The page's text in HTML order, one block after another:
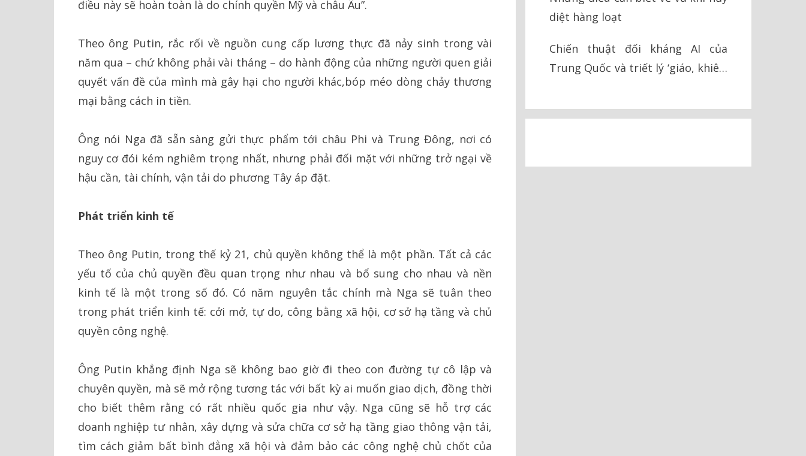
điều này sẽ hoàn toàn là do chính quyền Mỹ và châu Âu”.
Theo ông Putin, rắc rối về nguồn cung cấp lương thực đã nảy sinh trong vài
năm qua – chứ không phải vài tháng – do hành động của những người quen giải
quyết vấn đề của mình mà gây hại cho người khác,bóp méo dòng chảy thương
mại bằng cách in tiền.
Ông nói Nga đã sẵn sàng gửi thực phẩm tới châu Phi và Trung Đông, nơi có
nguy cơ đói kém nghiêm trọng nhất, nhưng phải đối mặt với những trở ngại về
hậu cần, tài chính, vận tải do phương Tây áp đặt.
Phát triển kinh tế
Theo ông Putin, trong thế kỷ 21, chủ quyền không thể là một phần. Tất cả các
yếu tố của chủ quyền đều quan trọng như nhau và bổ sung cho nhau và nền
kinh tế là một trong số đó. Có năm nguyên tắc chính mà Nga sẽ tuân theo
trong phát triển kinh tế: cởi mở, tự do, công bằng xã hội, cơ sở hạ tầng và chủ
quyền công nghệ.
Ông Putin khẳng định Nga sẽ không bao giờ đi theo con đường tự cô lập và
chuyên quyền, mà sẽ mở rộng tương tác với bất kỳ ai muốn giao dịch, đồng thời
cho biết thêm rằng có rất nhiều quốc gia như vậy. Nga cũng sẽ hỗ trợ các
doanh nghiệp tư nhân, xây dựng và sửa chữa cơ sở hạ tầng giao thông vận tải,
tìm cách giảm bất bình đẳng xã hội và đảm bảo các công nghệ chủ chốt của
diệt hàng loạt
Chiến thuật đối kháng AI của
Trung Quốc và triết lý ‘giáo, khiên’